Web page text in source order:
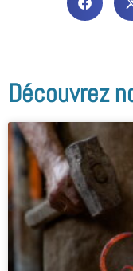
Découvrez